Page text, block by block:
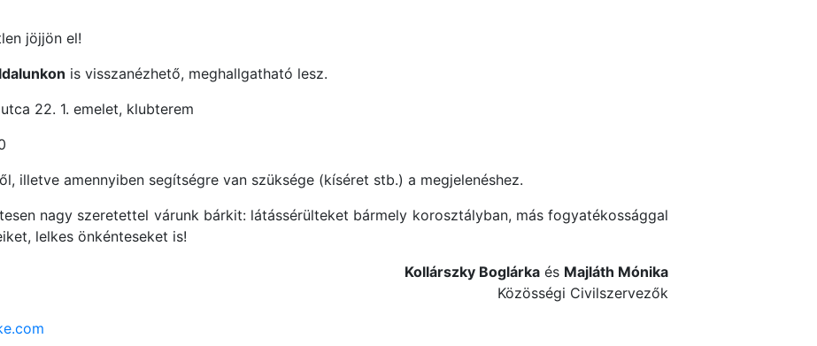
jöjjön el!
is visszanézhető, meghallgatható lesz.
22. 1. emelet, klubterem
illetve amennyiben segítségre van szüksége (kíséret stb.) a megjelenéshez.
nagy szeretettel várunk bárkit: látássérülteket bármely korosztályban, más fogyatékossággal
lelkes önkénteseket is!
Kollárszky Boglárka és Majláth Mónika
Közösségi Civilszervezők